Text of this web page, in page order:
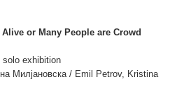
or Many People are Crowd
solo exhibition
Милјановска / Emil Petrov, Kristina